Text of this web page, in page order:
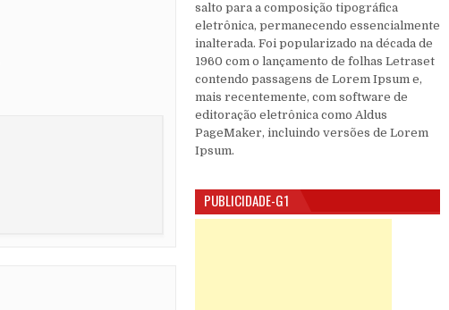
salto para a composição tipográfica
eletrônica, permanecendo essencialmente
inalterada. Foi popularizado na década de
1960 com o lançamento de folhas Letraset
contendo passagens de Lorem Ipsum e,
mais recentemente, com software de
editoração eletrônica como Aldus
PageMaker, incluindo versões de Lorem
Ipsum.
PUBLICIDADE-G1